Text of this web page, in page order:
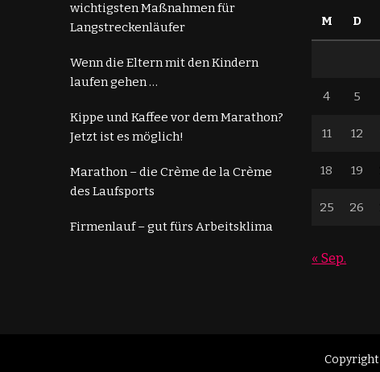
wichtigsten Maßnahmen für
Langstreckenläufer
Wenn die Eltern mit den Kindern
laufen gehen …
Kippe und Kaffee vor dem Marathon?
Jetzt ist es möglich!
Marathon – die Crème de la Crème
des Laufsports
Firmenlauf – gut fürs Arbeitsklima
M D
4 5
11 12
18 19
25 26
« Sep.